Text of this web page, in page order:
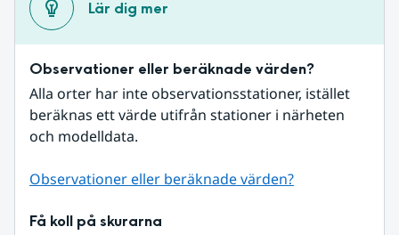
Lär dig mer
Observationer eller beräknade värden?
Alla orter har inte observationsstationer, istället
beräknas ett värde utifrån stationer i närheten
och modelldata.
Observationer eller beräknade värden?
Få koll på skurarna